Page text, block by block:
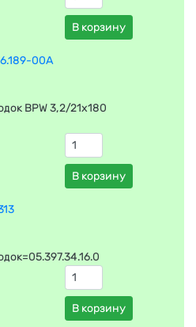
В корзину
00A
BPW 3,2/21x180
В корзину
В корзину